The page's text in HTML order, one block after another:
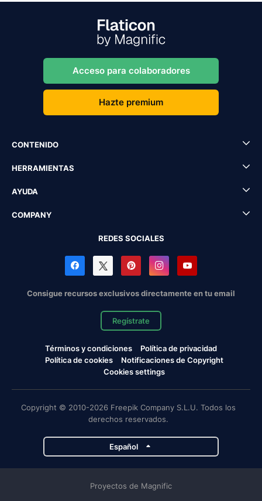
Acceso para colaboradores
Hazte premium
CONTENIDO
HERRAMIENTAS
AYUDA
COMPANY
REDES SOCIALES
Consigue recursos exclusivos directamente en tu email
Regístrate
Términos y condiciones
Política de privacidad
Política de cookies
Notificaciones de Copyright
Cookies settings
Copyright © 2010-2026 Freepik Company S.L.U. Todos los
derechos reservados.
Español
Proyectos de Magnific